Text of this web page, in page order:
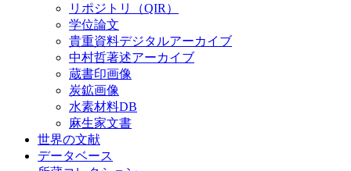
リポジトリ（QIR）
学位論文
貴重資料デジタルアーカイブ
中村哲著述アーカイブ
蔵書印画像
炭鉱画像
水素材料DB
麻生家文書
世界の文献
データベース